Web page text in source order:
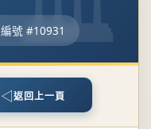
編號 #10931
◁ 返回上一頁